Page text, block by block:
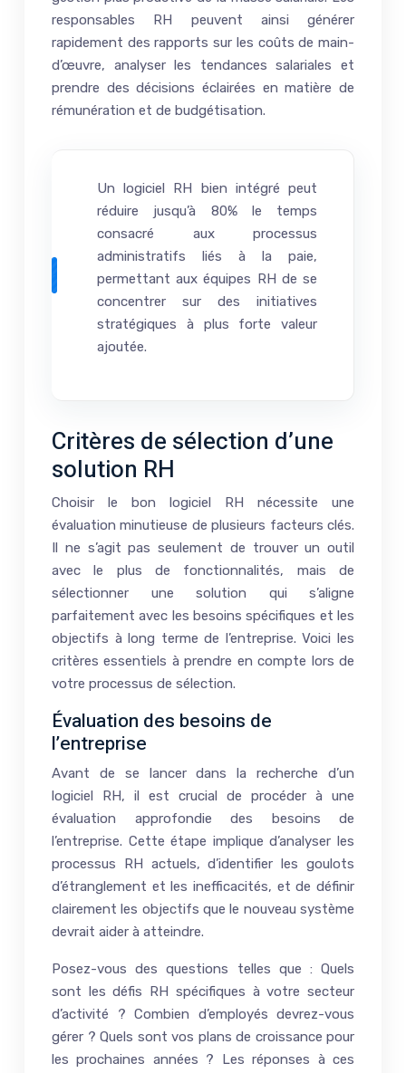
responsables RH peuvent ainsi générer
rapidement des rapports sur les coûts de main-
d’œuvre, analyser les tendances salariales et
prendre des décisions éclairées en matière de
rémunération et de budgétisation.
Un logiciel RH bien intégré peut
réduire jusqu’à 80% le temps
consacré aux processus
administratifs liés à la paie,
permettant aux équipes RH de se
concentrer sur des initiatives
stratégiques à plus forte valeur
ajoutée.
Critères de sélection d’une
solution RH
Choisir le bon logiciel RH nécessite une
évaluation minutieuse de plusieurs facteurs clés.
Il ne s’agit pas seulement de trouver un outil
avec le plus de fonctionnalités, mais de
sélectionner une solution qui s’aligne
parfaitement avec les besoins spécifiques et les
objectifs à long terme de l’entreprise. Voici les
critères essentiels à prendre en compte lors de
votre processus de sélection.
Évaluation des besoins de
l’entreprise
Avant de se lancer dans la recherche d’un
logiciel RH, il est crucial de procéder à une
évaluation approfondie des besoins de
l’entreprise. Cette étape implique d’analyser les
processus RH actuels, d’identifier les goulots
d’étranglement et les inefficacités, et de définir
clairement les objectifs que le nouveau système
devrait aider à atteindre.
Posez-vous des questions telles que : Quels
sont les défis RH spécifiques à votre secteur
d’activité ? Combien d’employés devrez-vous
gérer ? Quels sont vos plans de croissance pour
les prochaines années ? Les réponses à ces